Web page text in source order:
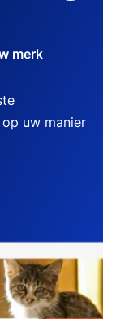
merk
uw manier